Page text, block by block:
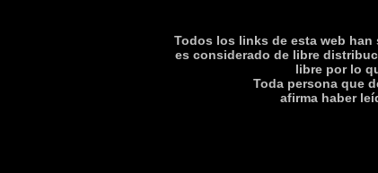
Todos los links de esta web
es considerado de libre
libre por lo
Toda persona que
afirma haber